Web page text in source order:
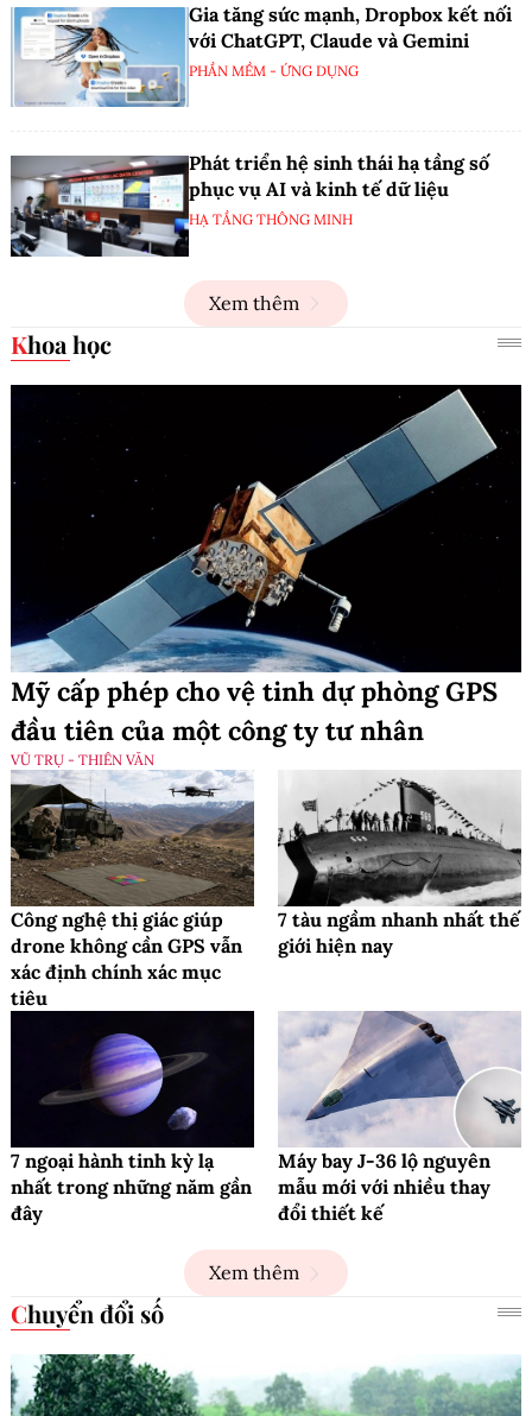
Gia tăng sức mạnh, Dropbox kết nối
với ChatGPT, Claude và Gemini
PHẦN MỀM - ỨNG DỤNG
Phát triển hệ sinh thái hạ tầng số
phục vụ AI và kinh tế dữ liệu
HẠ TẦNG THÔNG MINH
Xem thêm
Khoa học
Mỹ cấp phép cho vệ tinh dự phòng GPS
đầu tiên của một công ty tư nhân
VŨ TRỤ - THIÊN VĂN
Công nghệ thị giác giúp
drone không cần GPS vẫn
xác định chính xác mục
tiêu
7 tàu ngầm nhanh nhất thế
giới hiện nay
7 ngoại hành tinh kỳ lạ
nhất trong những năm gần
đây
Máy bay J-36 lộ nguyên
mẫu mới với nhiều thay
đổi thiết kế
Xem thêm
Chuyển đổi số